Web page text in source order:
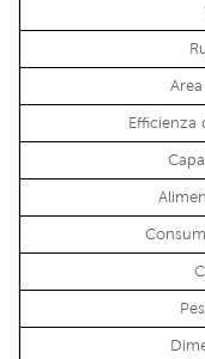
Efficienza